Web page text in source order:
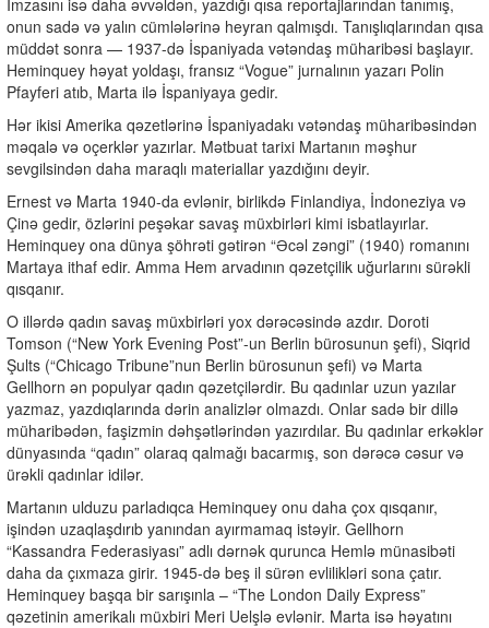
İmzasını isə daha əvvəldən, yazdığı qısa reportajlarından tanımış,
onun sadə və yalın cümlələrinə heyran qalmışdı. Tanışlıqlarından qısa
müddət sonra — 1937-də İspaniyada vətəndaş müharibəsi başlayır.
Heminquey həyat yoldaşı, fransız “Vogue” jurnalının yazarı Polin
Pfayferi atıb, Marta ilə İspaniyaya gedir.
Hər ikisi Amerika qəzetlərinə İspaniyadakı vətəndaş müharibəsindən
məqalə və oçerklər yazırlar. Mətbuat tarixi Martanın məşhur
sevgilsindən daha maraqlı materiallar yazdığını deyir.
Ernest və Marta 1940-da evlənir, birlikdə Finlandiya, İndoneziya və
Çinə gedir, özlərini peşəkar savaş müxbirləri kimi isbatlayırlar.
Heminquey ona dünya şöhrəti gətirən “Əcəl zəngi” (1940) romanını
Martaya ithaf edir. Amma Hem arvadının qəzetçilik uğurlarını sürəkli
qısqanır.
O illərdə qadın savaş müxbirləri yox dərəcəsində azdır. Doroti
Tomson (“New York Evening Post”-un Berlin bürosunun şefi), Siqrid
Şults (“Chicago Tribune”nun Berlin bürosunun şefi) və Marta
Gellhorn ən populyar qadın qəzetçilərdir. Bu qadınlar uzun yazılar
yazmaz, yazdıqlarında dərin analizlər olmazdı. Onlar sadə bir dillə
müharibədən, faşizmin dəhşətlərindən yazırdılar. Bu qadınlar erkəklər
dünyasında “qadın” olaraq qalmağı bacarmış, son dərəcə cəsur və
ürəkli qadınlar idilər.
Martanın ulduzu parladıqca Heminquey onu daha çox qısqanır,
işindən uzaqlaşdırıb yanından ayırmamaq istəyir. Gellhorn
“Kassandra Federasiyası” adlı dərnək qurunca Hemlə münasibəti
daha da çıxmaza girir. 1945-də beş il sürən evlilikləri sona çatır.
Heminquey başqa bir sarışınla – “The London Daily Express”
qəzetinin amerikalı müxbiri Meri Uelşlə evlənir. Marta isə həyatını